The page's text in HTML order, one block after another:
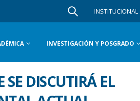
INSTITUCIONAL
INVESTIGACIÓN Y POSGRADO
SE DISCUTIRÁ EL